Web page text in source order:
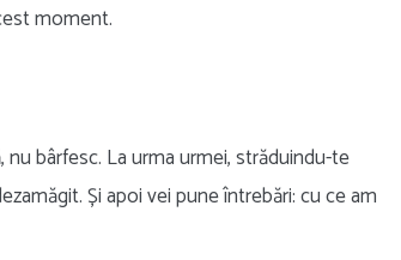
moment.
nu bârfesc. La urma urmei, străduindu-te
Și apoi vei pune întrebări: cu ce am